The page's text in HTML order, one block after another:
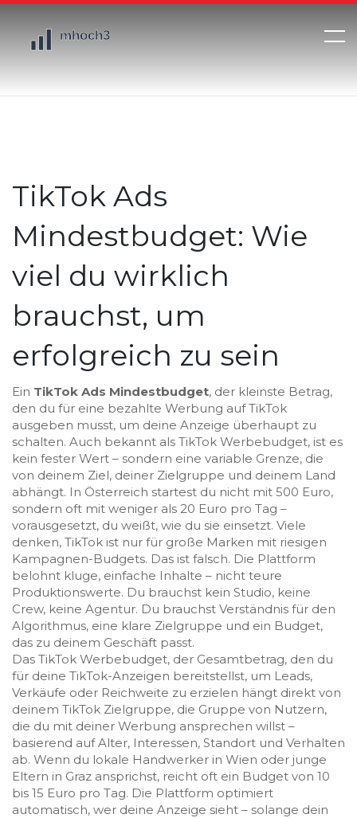
TikTok Ads
Mindestbudget: Wie
viel du wirklich
brauchst, um
erfolgreich zu sein
Ein TikTok Ads Mindestbudget, der kleinste Betrag,
den du für eine bezahlte Werbung auf TikTok
ausgeben musst, um deine Anzeige überhaupt zu
schalten. Auch bekannt als TikTok Werbebudget, ist es
kein fester Wert – sondern eine variable Grenze, die
von deinem Ziel, deiner Zielgruppe und deinem Land
abhängt. In Österreich startest du nicht mit 500 Euro,
sondern oft mit weniger als 20 Euro pro Tag –
vorausgesetzt, du weißt, wie du sie einsetzt. Viele
denken, TikTok ist nur für große Marken mit riesigen
Kampagnen-Budgets. Das ist falsch. Die Plattform
belohnt kluge, einfache Inhalte – nicht teure
Produktionswerte. Du brauchst kein Studio, keine
Crew, keine Agentur. Du brauchst Verständnis für den
Algorithmus, eine klare Zielgruppe und ein Budget,
das zu deinem Geschäft passt.
Das TikTok Werbebudget, der Gesamtbetrag, den du
für deine TikTok-Anzeigen bereitstellst, um Leads,
Verkäufe oder Reichweite zu erzielen hängt direkt von
deinem TikTok Zielgruppe, die Gruppe von Nutzern,
die du mit deiner Werbung ansprechen willst –
basierend auf Alter, Interessen, Standort und Verhalten
ab. Wenn du lokale Handwerker in Wien oder junge
Eltern in Graz ansprichst, reicht oft ein Budget von 10
bis 15 Euro pro Tag. Die Plattform optimiert
automatisch, wer deine Anzeige sieht – solange dein